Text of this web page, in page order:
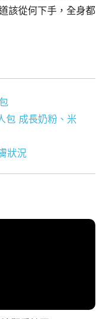
該從何下手，全身都
包 成長奶粉、米
狀況